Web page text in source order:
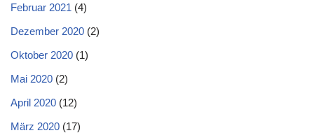
Februar 2021 (4)
Dezember 2020 (2)
Oktober 2020 (1)
Mai 2020 (2)
April 2020 (12)
März 2020 (17)